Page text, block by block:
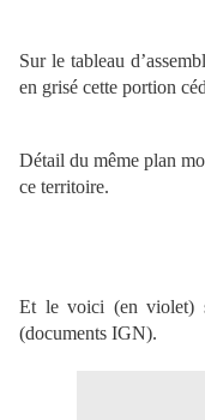
Sur le tableau
en grisé cette portion
Détail du même plan
ce territoire.
Et le voici (en violet)
(documents IGN).